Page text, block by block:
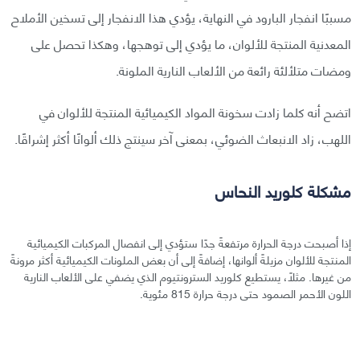
مسببًا انفجار البارود في النهاية، يؤدي هذا الانفجار إلى تسخين الأملاح
المعدنية المنتجة للألوان، ما يؤدي إلى توهجها، وهكذا تحصل على
ومضات متلألئة رائعة من الألعاب النارية الملونة.
اتضح أنه كلما زادت سخونة المواد الكيميائية المنتجة للألوان في
اللهب، زاد الانبعاث الضوئي، بمعنى آخر سينتج ذلك ألوانًا أكثر إشراقًا.
مشكلة كلوريد النحاس
إذا أصبحت درجة الحرارة مرتفعةً جدًا ستؤدي إلى انفصال المركبات الكيميائية
المنتجة للألوان مزيلةً ألوانها، إضافةً إلى أن بعض الملونات الكيميائية أكثر مرونةً
من غيرها. مثلًا، يستطيع كلوريد السترونتيوم الذي يضفي على الألعاب النارية
اللون الأحمر الصمود حتى درجة حرارة 815 مئوية.